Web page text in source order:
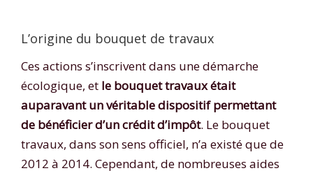
L’origine du bouquet de travaux
Ces actions s’inscrivent dans une démarche
écologique, et le bouquet travaux était
auparavant un véritable dispositif permettant
de bénéficier d’un crédit d’impôt. Le bouquet
travaux, dans son sens officiel, n’a existé que de
2012 à 2014. Cependant, de nombreuses aides